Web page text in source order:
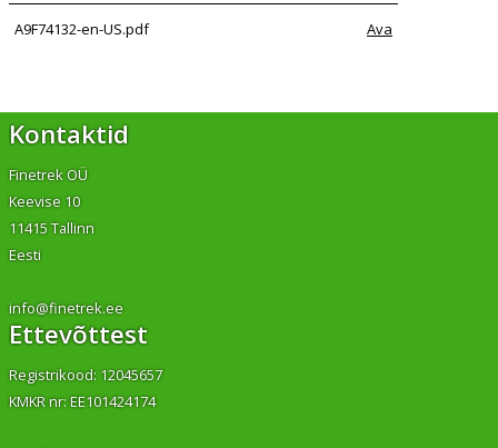
A9F74132-en-US.pdf Ava
Kontaktid
Finetrek OÜ
Keevise 10
11415 Tallinn
Eesti
info@finetrek.ee
Ettevõttest
Registrikood: 12045657
KMKR nr: EE101424174